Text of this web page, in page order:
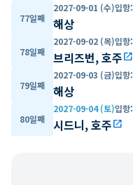
77일째
2027-09-01 (수)입항:
해상
78일째
2027-09-02 (목)입항:
브리즈번, 호주open_in_new
79일째
2027-09-03 (금)입항:
해상
80일째
2027-09-04 (토)입항:
시드니, 호주open_in_new